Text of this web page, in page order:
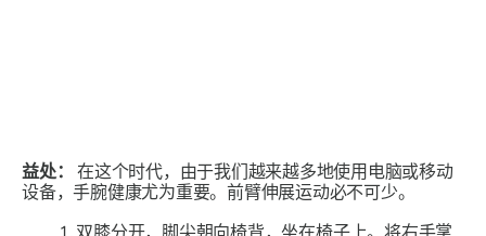
益处：
在这个时代，由于我们越来越多地使用电脑或移动
设备，手腕健康尤为重要。前臂伸展运动必不可少。